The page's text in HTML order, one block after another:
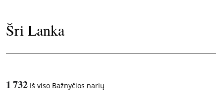
Šri Lanka
1 732 Iš viso Bažnyčios narių